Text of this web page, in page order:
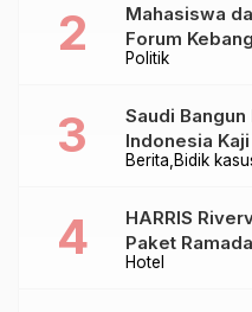
Politik
Mahasiswa
Forum
Berita Bidik
Saudi Bangun
Indonesia
Baru Sampai
Hotel
HARRIS
Paket
Takjil hingga